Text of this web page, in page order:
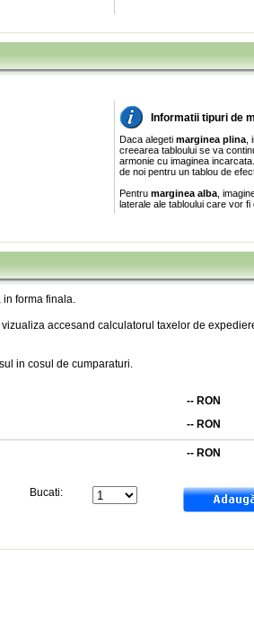
Informatii tipuri de
Daca alegeti marginea plina
creearea tabloului se va
armonie cu imaginea
de noi pentru un tablou de
Pentru marginea alba ,
laterale ale tabloului care vor fi
in forma finala.
accesand calculatorul taxelor de
in cosul de cumparaturi.
-- RON
-- RON
-- RON
Bucati: